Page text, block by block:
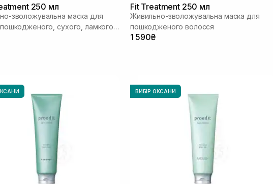
250 мл
зволожувальна маска для
сухого, ламкого
Fit Treatment 250 мл
Живильно-зволожувальна маска для
пошкодженого волосся
1 590₴
ВИБІР ОКСАНИ